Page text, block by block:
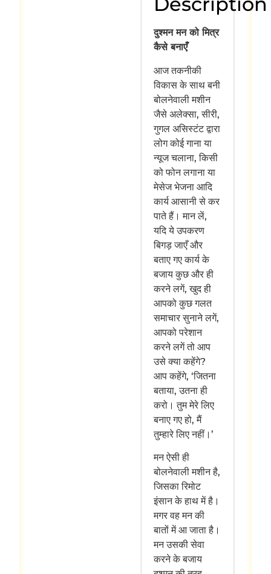
दुश्मन मन को मित्र
कैसे बनाएँ
आज तकनीकी
विकास के साथ बनी
बोलनेवाली मशीन
जैसे अलेक्सा, सीरी,
गुगल असिस्टंट द्वारा
लोग कोई गाना या
न्यूज चलाना, किसी
को फोन लगाना या
मेसेज भेजना आदि
कार्य आसानी से कर
पाते हैं। मान लें,
यदि ये उपकरण
बिगड़ जाएँ और
बताए गए कार्य के
बजाय कुछ और ही
करने लगें, खुद ही
आपको कुछ गलत
समाचार सुनाने लगें,
आपको परेशान
करने लगें तो आप
उसे क्या कहेंगे?
आप कहेंगे, ‘जितना
बताया, उतना ही
करो। तुम मेरे लिए
बनाए गए हो, मैं
तुम्हारे लिए नहीं।’
मन ऐसी ही
बोलनेवाली मशीन है,
जिसका रिमोट
इंसान के हाथ में है।
मगर वह मन की
बातों में आ जाता है।
मन उसकी सेवा
करने के बजाय